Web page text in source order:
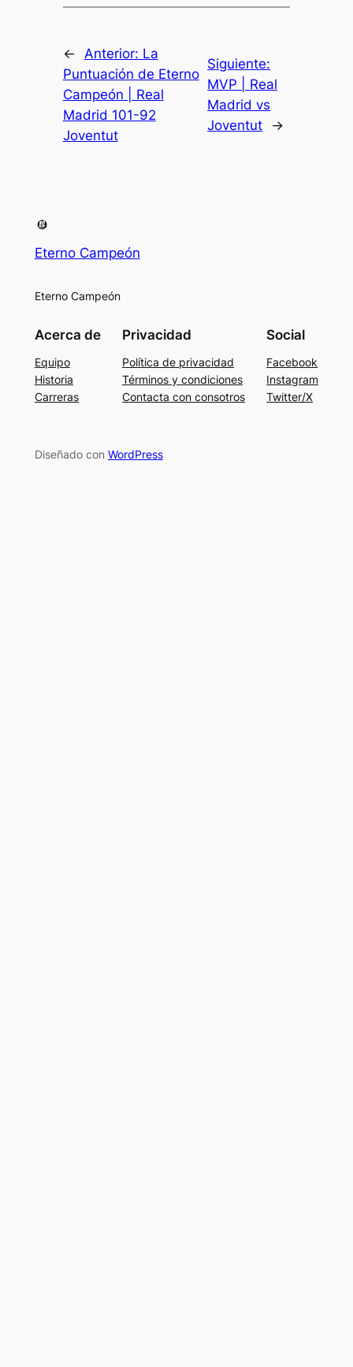
← Anterior: La
Puntuación de Eterno
Campeón | Real
Madrid 101-92
Joventut
Siguiente:
MVP | Real
Madrid vs
Joventut
→
Eterno Campeón
Eterno Campeón
Acerca de
Equipo
Historia
Carreras
Privacidad
Política de privacidad
Términos y condiciones
Contacta con consotros
Social
Facebook
Instagram
Twitter/X
Diseñado con WordPress